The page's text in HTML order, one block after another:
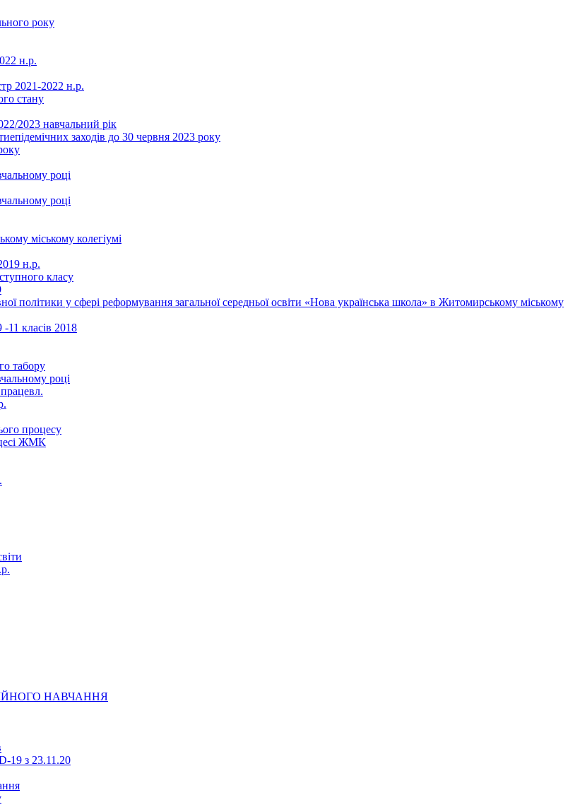
року
н.р.
2021-2022 н.р.
стану
2023 навчальний рік
заходів до 30 червня 2023 року
році
році
міському колегіумі
н.р.
класу
політики у сфері реформування загальної середньої освіти «Нова українська школа» в Житомирському міському
11 класів 2018
табору
році
процесу
ЖМК
НАВЧАННЯ
19 з 23.11.20